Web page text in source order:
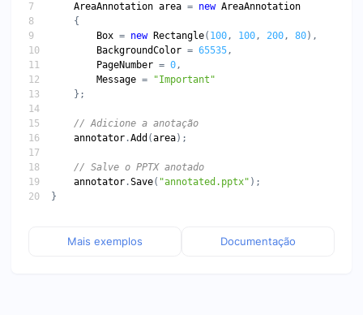
AreaAnnotation area = new AreaAnnotation
Box = new Rectangle( 100, 100, 200, 80
BackgroundColor = 65535
PageNumber = 0
Message =
"Important"
// Adicione a anotação
annotator .Add (area
// Salve o PPTX anotado
annotator .Save( "annotated.pptx"
Mais exemplos Documentação